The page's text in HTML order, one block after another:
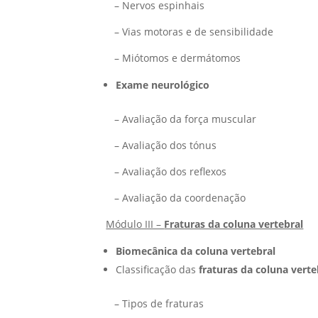
– Nervos espinhais
– Vias motoras e de sensibilidade
– Miótomos e dermátomos
Exame neurológico
– Avaliação da força muscular
– Avaliação dos tónus
– Avaliação dos reflexos
– Avaliação da coordenação
Módulo III – Fraturas da coluna vertebral
Biomecânica da coluna vertebral
Classificação das fraturas da coluna
– Tipos de fraturas